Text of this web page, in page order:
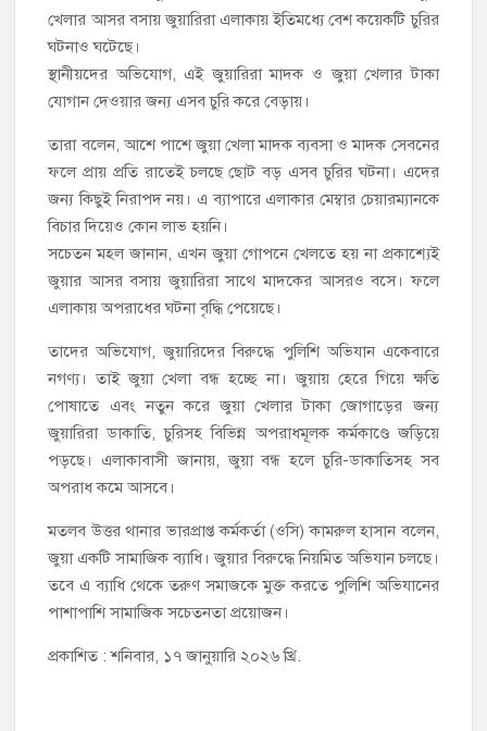
খেলার আসর বসায় জুয়ারিরা এলাকায় ইতিমধ্যে বেশ কয়েকটি চুরির
ঘটনাও ঘটেছে।
স্থানীয়দের অভিযোগ, এই জুয়ারিরা মাদক ও জুয়া খেলার টাকা
যোগান দেওয়ার জন্য এসব চুরি করে বেড়ায়।
তারা বলেন, আশে পাশে জুয়া খেলা মাদক ব্যবসা ও মাদক সেবনের
ফলে প্রায় প্রতি রাতেই চলছে ছোট বড় এসব চুরির ঘটনা। এদের
জন্য কিছুই নিরাপদ নয়। এ ব্যাপারে এলাকার মেম্বার চেয়ারম্যানকে
বিচার দিয়েও কোন লাভ হয়নি।
সচেতন মহল জানান, এখন জুয়া গোপনে খেলতে হয় না প্রকাশ্যেই
জুয়ার আসর বসায় জুয়ারিরা সাথে মাদকের আসরও বসে। ফলে
এলাকায় অপরাধের ঘটনা বৃদ্ধি পেয়েছে।
তাদের অভিযোগ, জুয়ারিদের বিরুদ্ধে পুলিশি অভিযান একেবারে
নগণ্য। তাই জুয়া খেলা বন্ধ হচ্ছে না। জুয়ায় হেরে গিয়ে ক্ষতি
পোষাতে এবং নতুন করে জুয়া খেলার টাকা জোগাড়ের জন্য
জুয়ারিরা ডাকাতি, চুরিসহ বিভিন্ন অপরাধমূলক কর্মকাণ্ডে জড়িয়ে
পড়ছে। এলাকাবাসী জানায়, জুয়া বন্ধ হলে চুরি-ডাকাতিসহ সব
অপরাধ কমে আসবে।
মতলব উত্তর থানার ভারপ্রাপ্ত কর্মকর্তা (ওসি) কামরুল হাসান বলেন,
জুয়া একটি সামাজিক ব্যাধি। জুয়ার বিরুদ্ধে নিয়মিত অভিযান চলছে।
তবে এ ব্যাধি থেকে তরুণ সমাজকে মুক্ত করতে পুলিশি অভিযানের
পাশাপাশি সামাজিক সচেতনতা প্রয়োজন।
প্রকাশিত : শনিবার, ১৭ জানুয়ারি ২০২৬ খ্রি.